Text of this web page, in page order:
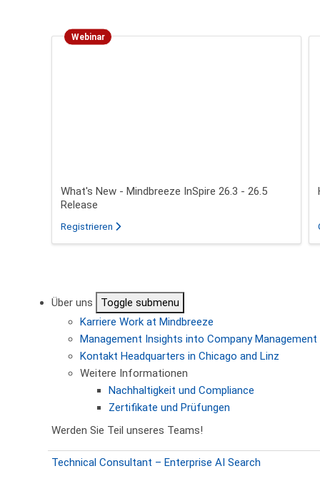
Webinar
What's New - Mindbreeze InSpire 26.3 - 26.5
Release
Registrieren für das Webinar über What's New - Mindbreeze
Über uns
Toggle submenu
Karriere Work at Mindbreeze
Management Insights into Company Management
Kontakt Headquarters in Chicago and Linz
Weitere Informationen
Nachhaltigkeit und Compliance
Zertifikate und Prüfungen
Werden Sie Teil unseres Teams!
Technical Consultant – Enterprise AI Search